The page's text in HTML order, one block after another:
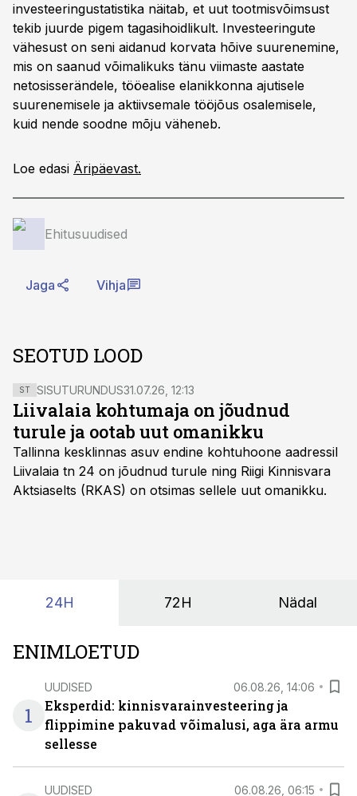
investeeringustatistika näitab, et uut tootmisvõimsust
tekib juurde pigem tagasihoidlikult. Investeeringute
vähesust on seni aidanud korvata hõive suurenemine,
mis on saanud võimalikuks tänu viimaste aastate
netosisserändele, tööealise elanikkonna ajutisele
suurenemisele ja aktiivsemale tööjõus osalemisele,
kuid nende soodne mõju väheneb.
Loe edasi Äripäevast.
Ehitusuudised
Jaga Vihja
SEOTUD LOOD
ST SISUTURUNDUS31.07.26, 12:13
Liivalaia kohtumaja on jõudnud
turule ja ootab uut omanikku
Tallinna kesklinnas asuv endine kohtuhoone aadressil
Liivalaia tn 24 on jõudnud turule ning Riigi Kinnisvara
Aktsiaselts (RKAS) on otsimas sellele uut omanikku.
24H 72H Nädal
ENIMLOETUD
1
UUDISED 06.08.26, 14:06
Eksperdid: kinnisvarainvesteering ja
flippimine pakuvad võimalusi, aga ära armu
sellesse
UUDISED 06.08.26, 06:15